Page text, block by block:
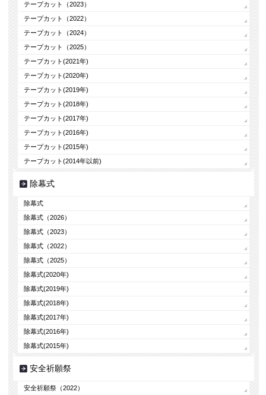
テープカット（2023）
テープカット（2022）
テープカット（2024）
テープカット（2025）
テープカット(2021年)
テープカット(2020年)
テープカット(2019年)
テープカット(2018年)
テープカット(2017年)
テープカット(2016年)
テープカット(2015年)
テープカット(2014年以前)
除幕式
除幕式
除幕式（2026）
除幕式（2023）
除幕式（2022）
除幕式（2025）
除幕式(2020年)
除幕式(2019年)
除幕式(2018年)
除幕式(2017年)
除幕式(2016年)
除幕式(2015年)
安全祈願祭
安全祈願祭（2022）